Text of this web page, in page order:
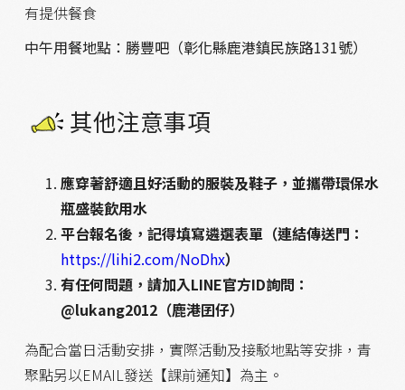
有提供餐食
中午用餐地點：勝豐吧（彰化縣鹿港鎮民族路131號）
其他注意事項
應穿著舒適且好活動的服裝及鞋子，並攜帶環保水
瓶盛裝飲用水
平台報名後，記得填寫遴選表單（連結傳送門：
https://lihi2.com/NoDhx）
有任何問題，請加入LINE官方ID詢問：
@lukang2012（鹿港囝仔）
為配合當日活動安排，實際活動及接駁地點等安排，青
聚點另以EMAIL發送【課前通知】為主。